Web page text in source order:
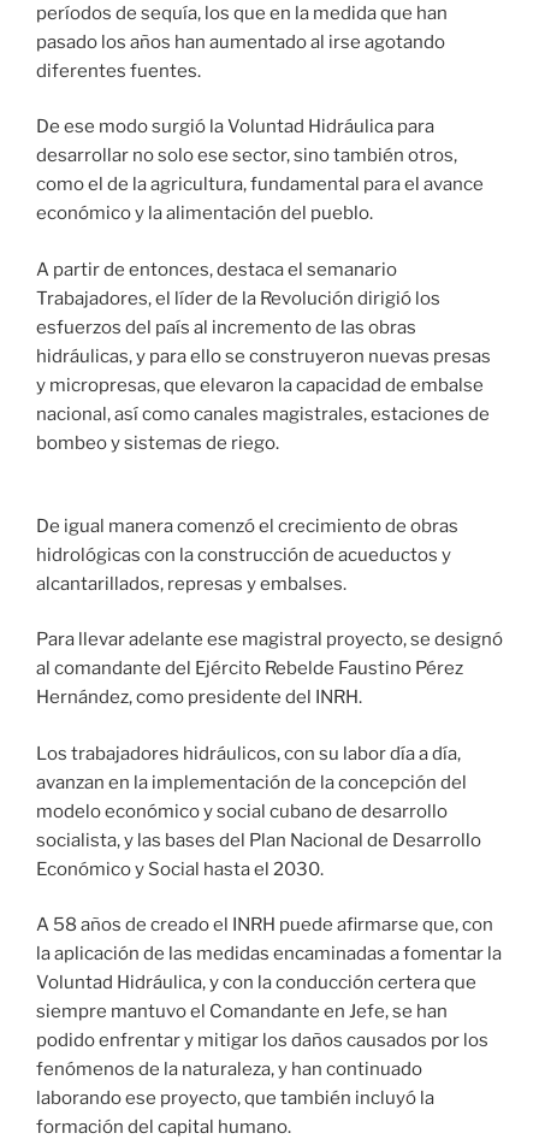
períodos de sequía, los que en la medida que han
pasado los años han aumentado al irse agotando
diferentes fuentes.
De ese modo surgió la Voluntad Hidráulica para
desarrollar no solo ese sector, sino también otros,
como el de la agricultura, fundamental para el avance
económico y la alimentación del pueblo.
A partir de entonces, destaca el semanario
Trabajadores, el líder de la Revolución dirigió los
esfuerzos del país al incremento de las obras
hidráulicas, y para ello se construyeron nuevas presas
y micropresas, que elevaron la capacidad de embalse
nacional, así como canales magistrales, estaciones de
bombeo y sistemas de riego.
De igual manera comenzó el crecimiento de obras
hidrológicas con la construcción de acueductos y
alcantarillados, represas y embalses.
Para llevar adelante ese magistral proyecto, se designó
al comandante del Ejército Rebelde Faustino Pérez
Hernández, como presidente del INRH.
Los trabajadores hidráulicos, con su labor día a día,
avanzan en la implementación de la concepción del
modelo económico y social cubano de desarrollo
socialista, y las bases del Plan Nacional de Desarrollo
Económico y Social hasta el 2030.
A 58 años de creado el INRH puede afirmarse que, con
la aplicación de las medidas encaminadas a fomentar la
Voluntad Hidráulica, y con la conducción certera que
siempre mantuvo el Comandante en Jefe, se han
podido enfrentar y mitigar los daños causados por los
fenómenos de la naturaleza, y han continuado
laborando ese proyecto, que también incluyó la
formación del capital humano.